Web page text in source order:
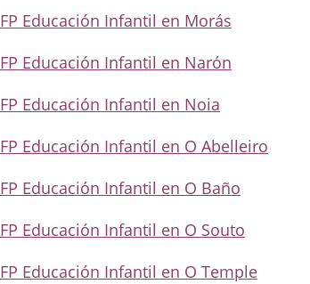
FP Educación Infantil en Morás
FP Educación Infantil en Narón
FP Educación Infantil en Noia
FP Educación Infantil en O Abelleiro
FP Educación Infantil en O Baño
FP Educación Infantil en O Souto
FP Educación Infantil en O Temple